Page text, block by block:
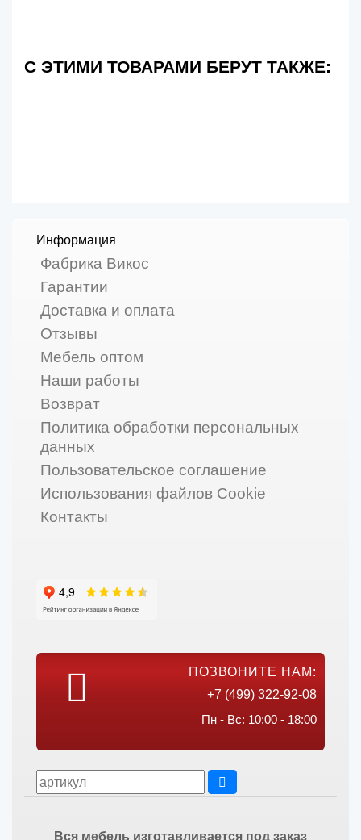
С ЭТИМИ ТОВАРАМИ БЕРУТ ТАКЖЕ:
Информация
Фабрика Викос
Гарантии
Доставка и оплата
Отзывы
Мебель оптом
Наши работы
Возврат
Политика обработки персональных
данных
Пользовательское соглашение
Использования файлов Cookie
Контакты
ПОЗВОНИТЕ НАМ:
+7 (499) 322-92-08
Пн - Вс: 10:00 - 18:00
Вся мебель изготавливается под заказ